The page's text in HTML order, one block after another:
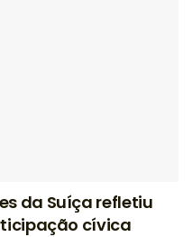
da Suíça refletiu
cívica